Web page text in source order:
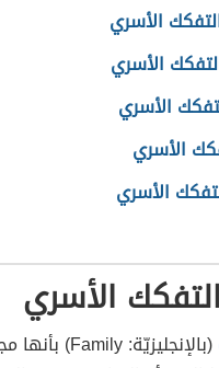
الأسري
الأسري
الأسري
الأسري
الأسري
الأسري
(بالإنجليزيّة:Family
) بأنها